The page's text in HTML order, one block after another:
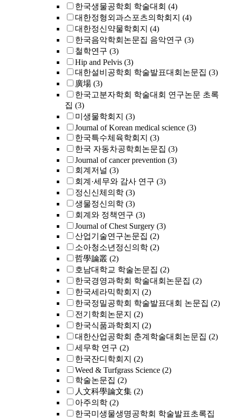
한국생물공학회 학술대회 (4)
대한정형외과스포츠의학회지 (4)
대한정신약물학회지 (4)
한국음악학회논문집 음악연구 (3)
철학연구 (3)
Hip and Pelvis (3)
대한설비공학회 학술발표대회논문집 (3)
廣場 (3)
한국고분자학회 학술대회 연구논문 초록
집 (3)
미생물학회지 (3)
Journal of Korean medical science (3)
한국특수체육학회지 (3)
한국 자동차공학회논문집 (3)
Journal of cancer prevention (3)
회계저널 (3)
회계·세무와 감사 연구 (3)
정신신체의학 (3)
생물정신의학 (3)
회계와 정책연구 (3)
Journal of Chest Surgery (3)
산업기술연구논문집 (2)
소아청소년정신의학 (2)
哲學論叢 (2)
호남대학교 학술논문집 (2)
한국경영과학회 학술대회논문집 (2)
한국세라믹학회지 (2)
한국정밀공학회 학술발표대회 논문집 (2)
전기학회논문지 (2)
한국식품과학회지 (2)
대한산업공학회 춘계학술대회논문집 (2)
세무학 연구 (2)
한국잔디학회지 (2)
Weed & Turfgrass Science (2)
학술논문집 (2)
人文科學論文集 (2)
아주의학 (2)
한국미생물생명공학회 학술발표초록집